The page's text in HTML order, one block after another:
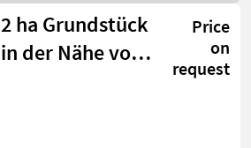
properties / Lands
2 ha Grundstück
in der Nähe von
Price
on
request